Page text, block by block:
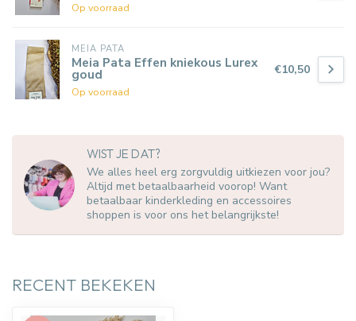
Op voorraad
MEIA PATA
Meia Pata Effen kniekous Lurex
goud
Op voorraad
€10,50
WIST JE DAT?
We alles heel erg zorgvuldig uitkiezen voor jou?
Altijd met betaalbaarheid voorop! Want
betaalbaar kinderkleding en accessoires
shoppen is voor ons het belangrijkste!
RECENT BEKEKEN